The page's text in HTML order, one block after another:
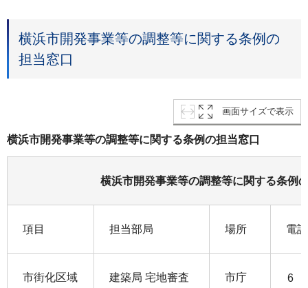
横浜市開発事業等の調整等に関する条例の
担当窓口
画面サイズで表示
横浜市開発事業等の調整等に関する条例の担当窓口
横浜市開発事業等の調整等に関する条例
項目 担当部局 場所 電
市街化区域
建築局 宅地審査
市庁
6